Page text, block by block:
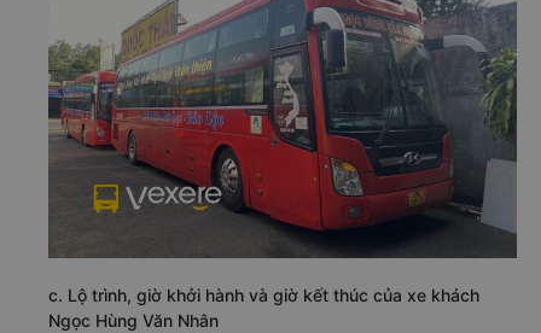
c. Lộ trình, giờ khởi hành và giờ kết thúc của xe khách
Ngọc Hùng Văn Nhân